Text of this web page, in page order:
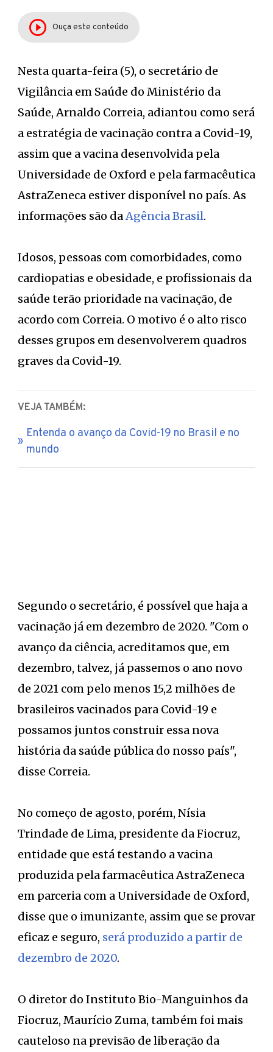
Ouça este conteúdo
Nesta quarta-feira (5), o secretário de
Vigilância em Saúde do Ministério da
Saúde, Arnaldo Correia, adiantou como será
a estratégia de vacinação contra a Covid-19,
assim que a vacina desenvolvida pela
Universidade de Oxford e pela farmacêutica
AstraZeneca estiver disponível no país. As
informações são daAgência Brasil.
Idosos, pessoas com comorbidades, como
cardiopatias e obesidade, e profissionais da
saúde terão prioridade na vacinação, de
acordo com Correia. O motivo é o alto risco
desses grupos em desenvolverem quadros
graves da Covid-19.
VEJA TAMBÉM:
Entenda o avanço da Covid-19 no Brasil e no
mundo
Segundo o secretário, é possível que haja a
vacinação já em dezembro de 2020. "Com o
avanço da ciência, acreditamos que, em
dezembro, talvez, já passemos o ano novo
de 2021 com pelo menos 15,2 milhões de
brasileiros vacinados para Covid-19 e
possamos juntos construir essa nova
história da saúde pública do nosso país",
disse Correia.
No começo de agosto, porém, Nísia
Trindade de Lima, presidente da Fiocruz,
entidade que está testando a vacina
produzida pela farmacêutica AstraZeneca
em parceria com a Universidade de Oxford,
disse que o imunizante, assim que se provar
eficaz e seguro, será produzido a partir de
dezembro de 2020.
O diretor do Instituto Bio-Manguinhos da
Fiocruz, Maurício Zuma, também foi mais
cauteloso na previsão de liberação da